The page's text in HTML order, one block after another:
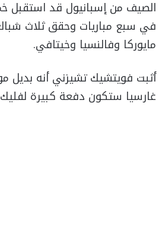
الصيف من إسبانيول قد
في سبع مباريات وحقق ثلاث
مايوركا وفالنسيا وخيتافي.
أثبت فويتشيك تشيزني أنه بديل
غارسيا ستكون دفعة كبيرة